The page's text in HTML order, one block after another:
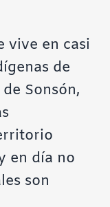
vive en casi
de
Sonsón,
en día no
son